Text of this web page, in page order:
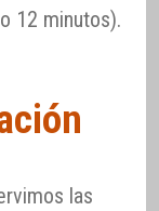
12 minutos).
las